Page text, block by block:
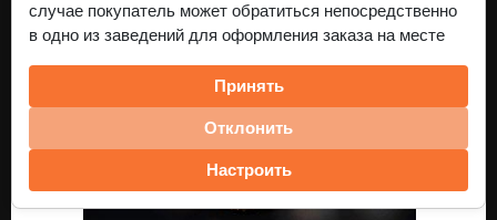
случае покупатель может обратиться непосредственно
в одно из заведений для оформления заказа на месте
Принять
Отклонить
Настроить